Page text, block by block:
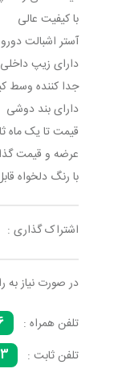
با کیفیت عالی
آستر اشبالت دورو
دارای زیپ داخلی
جدا کننده وسط
دارای بند دوشی
قیمت تا یک ماه
عرضه و قیمت
با رنگ دلخواه
اشتراک گذاری :
در صورت نیاز به
تلفن همراه :
تلفن ثابت :